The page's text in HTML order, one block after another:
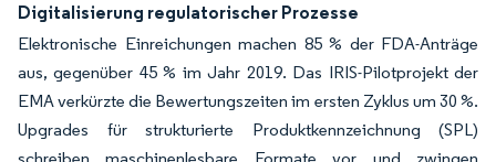
Digitalisierung regulatorischer Prozesse
Elektronische Einreichungen machen 85 % der FDA-Anträge
aus, gegenüber 45 % im Jahr 2019. Das IRIS-Pilotprojekt der
EMA verkürzte die Bewertungszeiten im ersten Zyklus um 30 %.
Upgrades für strukturierte Produktkennzeichnung (SPL)